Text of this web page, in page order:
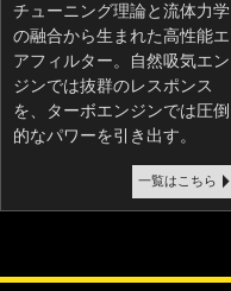
チューニング理論と流体力学
の融合から生まれた高性能エ
アフィルター。自然吸気エン
ジンでは抜群のレスポンス
を、ターボエンジンでは圧倒
的なパワーを引き出す。
一覧はこちら